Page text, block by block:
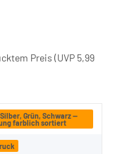
Preis (UVP 5,99
Grün, Schwarz —
farblich sortiert